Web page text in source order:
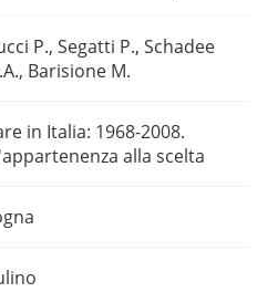
P., Segatti P., Schadee
Barisione M.
in Italia: 1968-2008.
alla scelta